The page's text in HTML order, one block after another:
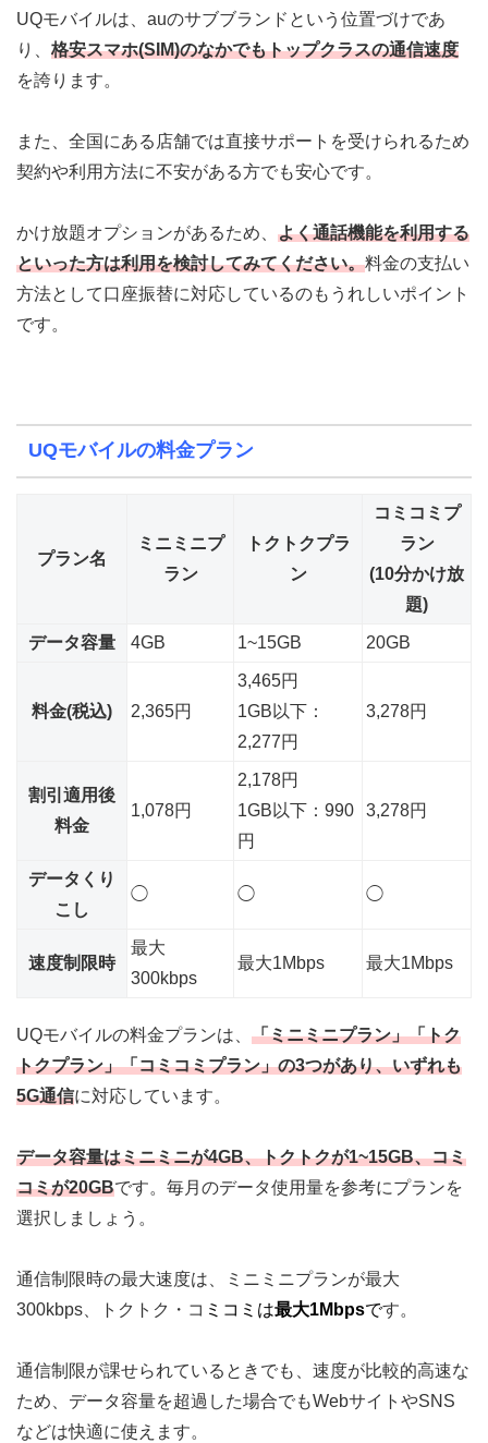
UQモバイルは、auのサブブランドという位置づけであ
り、 格安スマホ(SIM)のなかでもトップクラスの通信速度
を誇ります。
また、全国にある店舗では直接サポートを受けられるため
契約や利用方法に不安がある方でも安心です。
かけ放題オプションがあるため、 よく通話機能を利用する
といった方は利用を検討してみてください。料金の支払い
方法として口座振替に対応しているのもうれしいポイント
です。
UQモバイルの料金プラン
プラン名
ミニミニプ
ラン
トクトクプラ
ン
コミコミプ
ラン
(10分かけ放
題)
データ容量 4GB 1~15GB 20GB
料金(税込) 2,365円
3,465円
1GB以下：
2,277円
3,278円
割引適用後
料金
1,078円
2,178円
1GB以下：990
円
3,278円
データくり
こし
◯ ◯ ◯
速度制限時
最大
300kbps
最大1Mbps 最大1Mbps
UQモバイルの料金プランは、 「ミニミニプラン」「トク
トクプラン」「コミコミプラン」の3つがあり、いずれも
5G通信に対応しています。
データ容量はミニミニが4GB、トクトクが1~15GB、コミ
コミが20GBです。毎月のデータ使用量を参考にプランを
選択しましょう。
通信制限時の最大速度は、ミニミニプランが最大
300kbps、トクトク・コ ミコミは最大1Mbpsです。
通信制限が課せられているときでも、速度が比較的高速な
ため、データ容量を超過した場合でもWebサイトやSNS
などは快適に使えます。